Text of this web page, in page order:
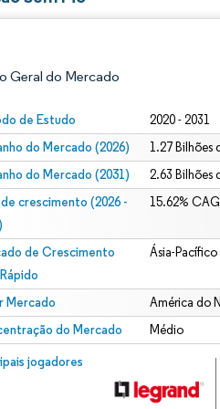
Geral do Mercado
de Estudo 2020 - 2031
do Mercado (2026) 1.27 Bilhões
do Mercado (2031) 2.63 Bilhões
de crescimento (2026 -
15.62%
de Crescimento
Ásia-Pacífico
Mercado América do
do Mercado Médio
jogadores
© Mordor Intelligence. O reuso requer
conforme CC BY 4.0.